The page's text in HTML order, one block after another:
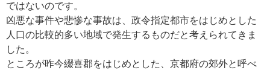
ではないのです。
凶悪な事件や悲惨な事故は、政令指定都市をはじめとした
人口の比較的多い地域で発生するものだと考えられてきま
した。
ところが昨今綴喜郡をはじめとした、京都府の郊外と呼べ